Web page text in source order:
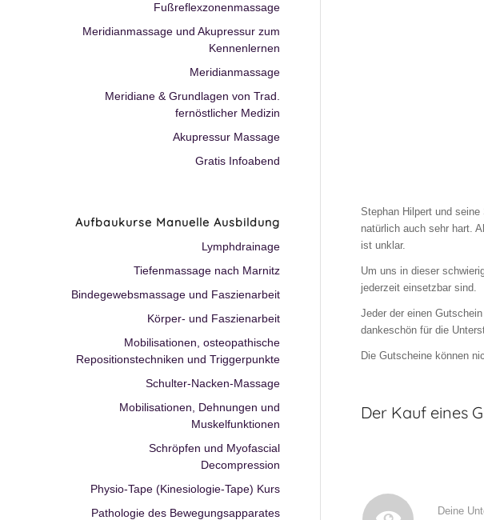
Stephan Hilpert und
natürlich auch sehr hart.
ist unklar.
Um uns in dieser
jederzeit einsetzbar sind.
Jeder der einen
dankeschön für die
Die Gutscheine können
Der Kauf eines
Deine
Fußreflexzonenmassage
Meridianmassage und Akupressur zum
Kennenlernen
Meridianmassage
Meridiane & Grundlagen von Trad.
fernöstlicher Medizin
Akupressur Massage
Gratis Infoabend
Aufbaukurse Manuelle Ausbildung
Lymphdrainage
Tiefenmassage nach Marnitz
Bindegewebsmassage und Faszienarbeit
Körper- und Faszienarbeit
Mobilisationen, osteopathische
Repositionstechniken und Triggerpunkte
Schulter-Nacken-Massage
Mobilisationen, Dehnungen und
Muskelfunktionen
Schröpfen und Myofascial
Decompression
Physio-Tape (Kinesiologie-Tape) Kurs
Pathologie des Bewegungsapparates